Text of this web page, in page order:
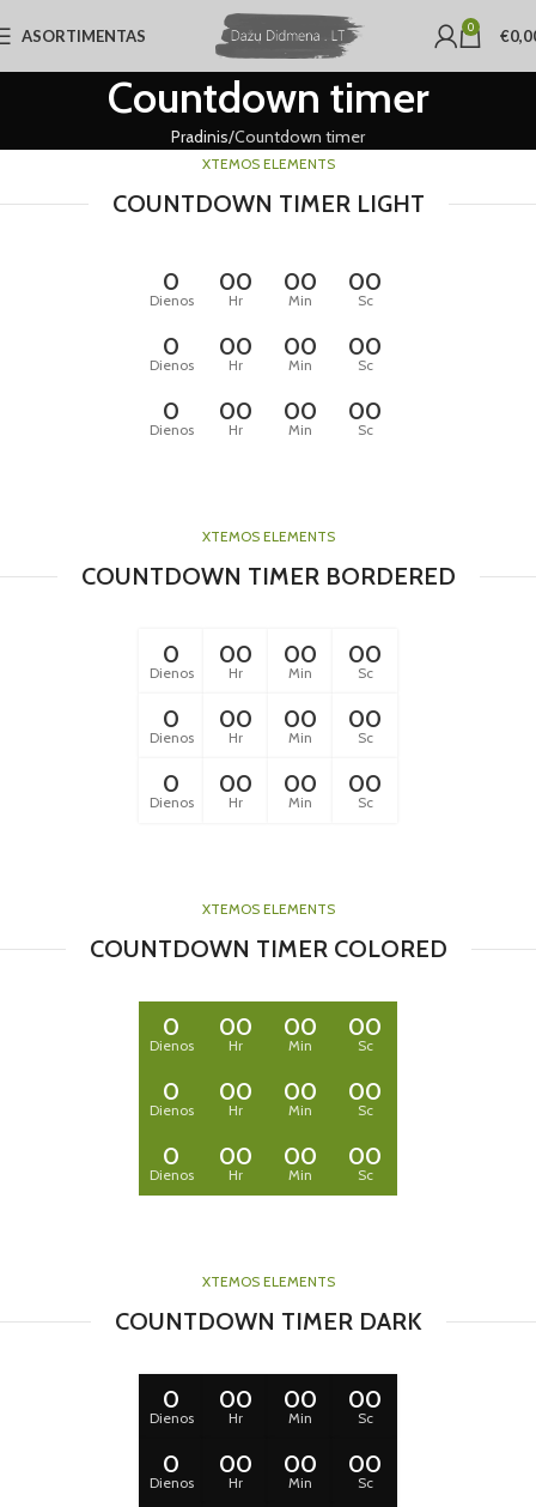
ASORTIMENTAS 0 €
Countdown timer
Pradinis Countdown timer
XTEMOS ELEMENTS
COUNTDOWN TIMER LIGHT
0
Dienos
00
Hr
00
Min
00
Sc
0
Dienos
00
Hr
00
Min
00
Sc
0
Dienos
00
Hr
00
Min
00
Sc
XTEMOS ELEMENTS
COUNTDOWN TIMER BORDERED
0
Dienos
00
Hr
00
Min
00
Sc
0
Dienos
00
Hr
00
Min
00
Sc
0
Dienos
00
Hr
00
Min
00
Sc
XTEMOS ELEMENTS
COUNTDOWN TIMER COLORED
0
Dienos
00
Hr
00
Min
00
Sc
0
Dienos
00
Hr
00
Min
00
Sc
0
Dienos
00
Hr
00
Min
00
Sc
XTEMOS ELEMENTS
COUNTDOWN TIMER DARK
0
Dienos
00
Hr
00
Min
00
Sc
0
Dienos
00
Hr
00
Min
00
Sc